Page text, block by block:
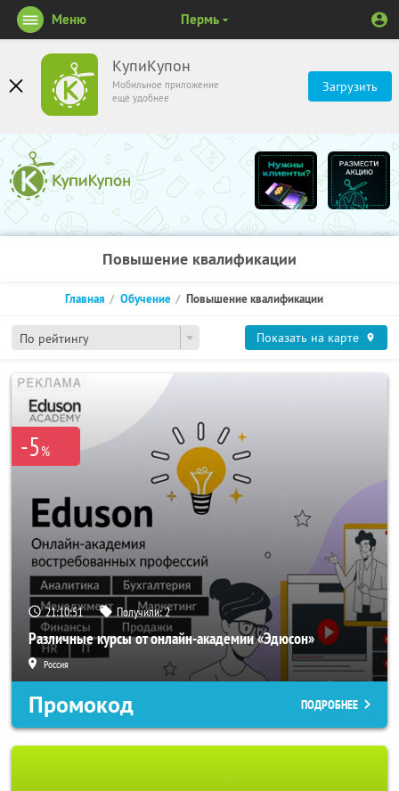
КупиКупон
Мобильное приложение
ещё удобнее
Загрузить
Меню Пермь
Повышение квалификации
По рейтингу
Главная Обучение Повышение квалификации
Показать на карте
-5%
21:10:50 Получили:2
Различные курсы от онлайн-академии «Эдюсон»
Россия
Промокод ПОДРОБНЕЕ